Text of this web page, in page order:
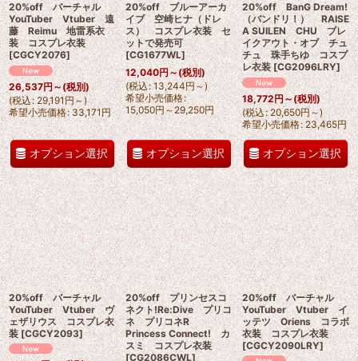
20%off バーチャル
YouTuber Vtuber 遠
藤 Reimu 地雷系衣
装 コスプレ衣装
[CGCY2076]
26,537円～(税別)
(税込: 29,191円～)
希望小売価格: 33,171円
オプション選択
20%off ブルーアーカ
イブ 空崎ヒナ（ドレ
ス） コスプレ衣装 セ
ットで発売可
[CG1677WL]
12,040円～(税別)
(税込: 13,244円～)
希望小売価格:
15,050円～29,250円
オプション選択
20%off BanG Dream!
（バンドリ！） RAISE
A SUILEN CHU ブレ
イクアウト・オブ チュ
チュ 珠手ちゆ コスプ
レ衣装 [CG2096LRY]
18,772円～ (税別)
(税込: 20,650円～)
希望小売価格: 23,465円
オプション選択
20%off バーチャル
YouTuber Vtuber ヴ
ェザリウス コスプレ衣
装 [CGCY2093]
20%off プリンセスコ
ネクト!Re:Dive プリコ
ネ プリコネR
Princess Connect! カ
スミ コスプレ衣装
[CG2086CWL]
20%off バーチャル
YouTuber Vtuber イ
ッテツ Oriens コラボ
衣装 コスプレ衣装
[CGCY2090LRY]